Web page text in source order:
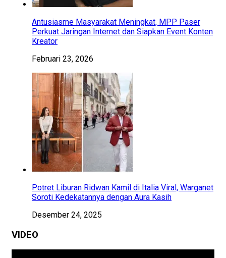
Antusiasme Masyarakat Meningkat, MPP Paser
Perkuat Jaringan Internet dan Siapkan Event Konten
Kreator
Februari 23, 2026
Potret Liburan Ridwan Kamil di Italia Viral, Warganet
Soroti Kedekatannya dengan Aura Kasih
Desember 24, 2025
VIDEO